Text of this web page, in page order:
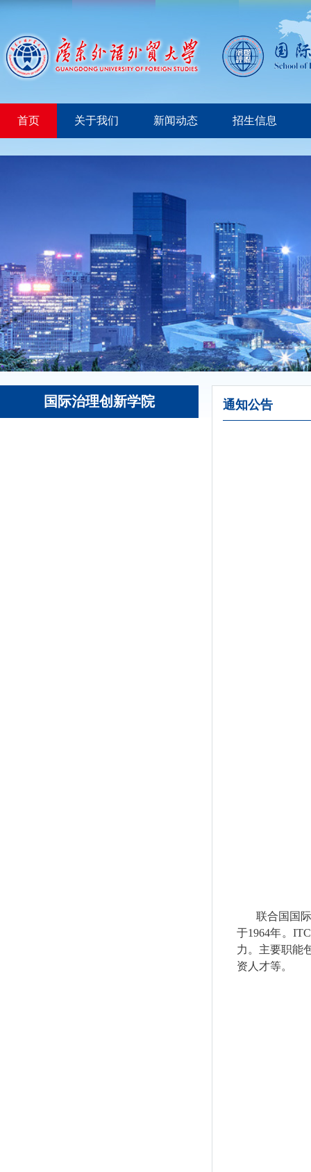
首页 关于我们 新闻动态 招生信息
国际治理创新学院 通知公告
联合国国
于1964年。 ITC
力。主要职能
资人才等。